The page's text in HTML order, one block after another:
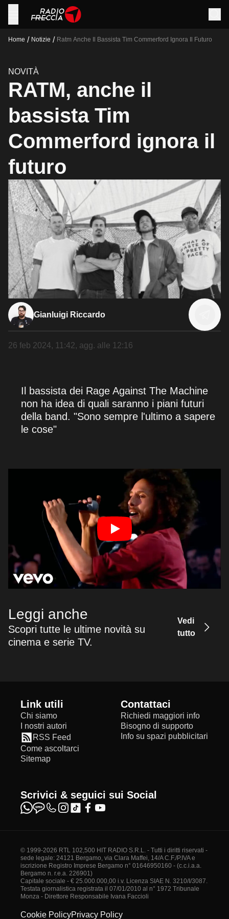
Home / Notizie / Ratm Anche Il Bassista Tim Commerford Ignora Il Futuro
NOVITÀ
RATM, anche il
bassista Tim
Commerford ignora il
futuro
Gianluigi Riccardo
26 feb 2024, 11:42, agg. alle 12:16
Il bassista dei Rage Against The Machine
non ha idea di quali saranno i piani futuri
della band. "Sono sempre l'ultimo a sapere
le cose"
Leggi anche
Scopri tutte le ultime novità su
cinema e serie TV.
Vedi
tutto
Link utili
Chi siamo
I nostri autori
RSS Feed
Come ascoltarci
Sitemap
Contattaci
Richiedi maggiori info
Bisogno di supporto
Info su spazi pubblicitari
Scrivici & seguici sui Social
© 1999-2026 RTL 102,500 HIT RADIO S.R.L. - Tutti i diritti riservati -
sede legale: 24121 Bergamo, via Clara Maffei, 14/A C.F./P.IVA e
iscrizione Registro Imprese Bergamo n° 01646950160 - (c.c.i.a.a.
Bergamo n. r.e.a. 226901)
Capitale sociale - € 25.000.000,00 i.v. Licenza SIAE N. 3210/I/3087.
Testata giornalistica registrata il 07/01/2010 al n° 1972 Tribunale
Monza - Direttore Responsabile Ivana Faccioli
Cookie PolicyPrivacy Policy